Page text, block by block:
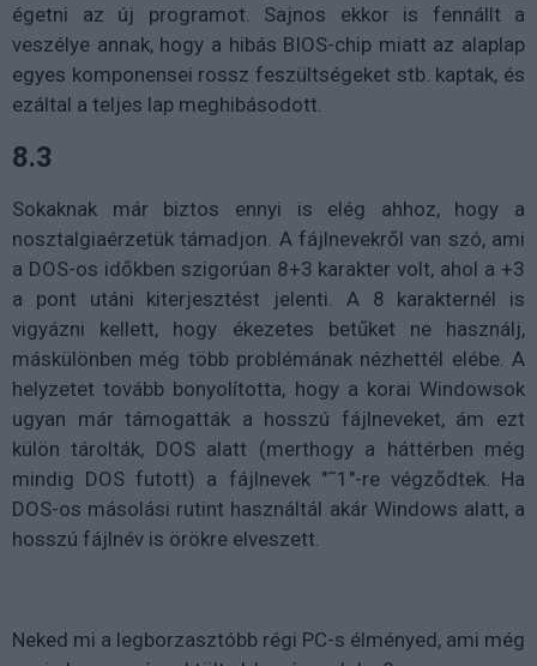
égetni az új programot. Sajnos ekkor is fennállt a
veszélye annak, hogy a hibás BIOS-chip miatt az alaplap
egyes komponensei rossz feszültségeket stb. kaptak, és
ezáltal a teljes lap meghibásodott.
8.3
Sokaknak már biztos ennyi is elég ahhoz, hogy a
nosztalgiaérzetük támadjon. A fájlnevekről van szó, ami
a DOS-os időkben szigorúan 8+3 karakter volt, ahol a +3
a pont utáni kiterjesztést jelenti. A 8 karakternél is
vigyázni kellett, hogy ékezetes betűket ne használj,
máskülönben még több problémának nézhettél elébe. A
helyzetet tovább bonyolította, hogy a korai Windowsok
ugyan már támogatták a hosszú fájlneveket, ám ezt
külön tárolták, DOS alatt (merthogy a háttérben még
mindig DOS futott) a fájlnevek "˜1"-re végződtek. Ha
DOS-os másolási rutint használtál akár Windows alatt, a
hosszú fájlnév is örökre elveszett.
Neked mi a legborzasztóbb régi PC-s élményed, ami még